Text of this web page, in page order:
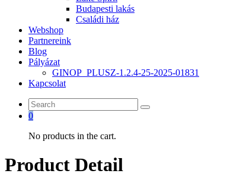
Budapesti lakás
Családi ház
Webshop
Partnereink
Blog
Pályázat
GINOP_PLUSZ-1.2.4-25-2025-01831
Kapcsolat
0
No products in the cart.
Product Detail